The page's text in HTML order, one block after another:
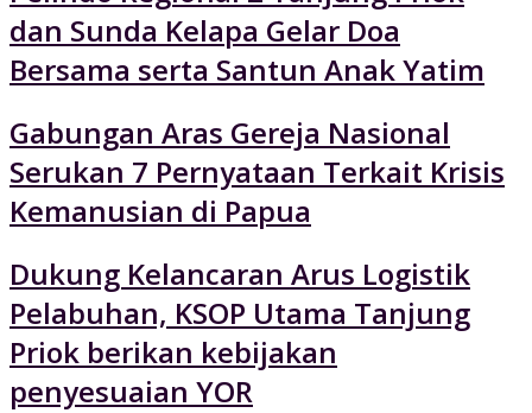
dan Sunda Kelapa Gelar Doa
Bersama serta Santun Anak Yatim
Gabungan Aras Gereja Nasional
Serukan 7 Pernyataan Terkait Krisis
Kemanusian di Papua
Dukung Kelancaran Arus Logistik
Pelabuhan, KSOP Utama Tanjung
Priok berikan kebijakan
penyesuaian YOR